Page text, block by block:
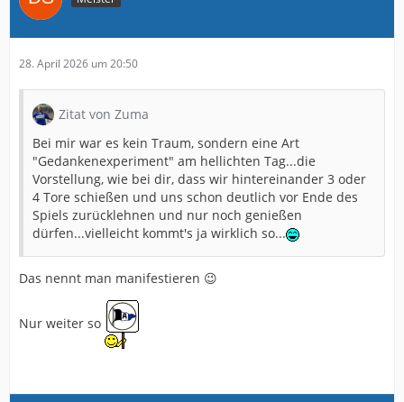
28. April 2026 um 20:50
Zitat von Zuma
Bei mir war es kein Traum, sondern eine Art
"Gedankenexperiment" am hellichten Tag...die
Vorstellung, wie bei dir, dass wir hintereinander 3 oder
4 Tore schießen und uns schon deutlich vor Ende des
Spiels zurücklehnen und nur noch genießen
dürfen...vielleicht kommt's ja wirklich so...
Das nennt man manifestieren 😉
Nur weiter so